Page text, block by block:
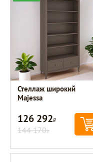
Стеллаж широкий
Majessa
126 292Р
144 170Р